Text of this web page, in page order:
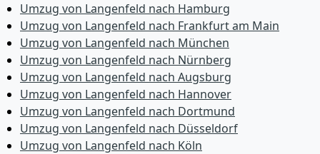
Umzug von Langenfeld nach Hamburg
Umzug von Langenfeld nach Frankfurt am Main
Umzug von Langenfeld nach München
Umzug von Langenfeld nach Nürnberg
Umzug von Langenfeld nach Augsburg
Umzug von Langenfeld nach Hannover
Umzug von Langenfeld nach Dortmund
Umzug von Langenfeld nach Düsseldorf
Umzug von Langenfeld nach Köln